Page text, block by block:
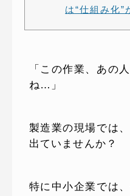
は“仕組み化”
「この作業、あの
ね…」
製造業の現場では
出ていませんか？
特に中小企業では